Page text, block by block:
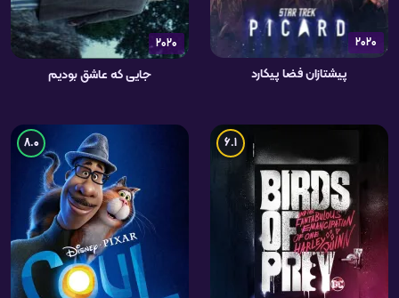
2020
پیشتازان فضا پیکارد
2020
جایی که عاشق بودیم
6.1
8.0